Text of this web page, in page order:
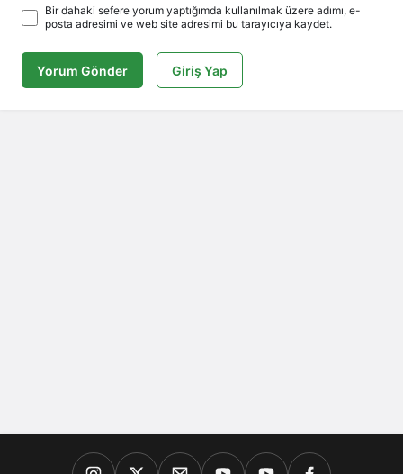
Bir dahaki sefere yorum yaptığımda kullanılmak üzere adımı, e-
posta adresimi ve web site adresimi bu tarayıcıya kaydet.
Yorum Gönder Giriş Yap